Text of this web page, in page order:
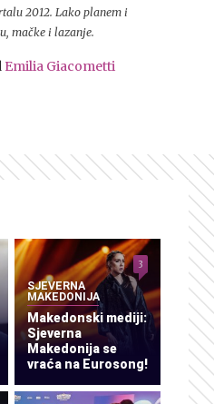
2012. Lako planem i
mačke i lazanje.
Emilia Giacometti
SJEVERNA
MAKEDONIJA
Makedonski mediji:
Sjeverna
Makedonija se
vraća na Eurosong!
3